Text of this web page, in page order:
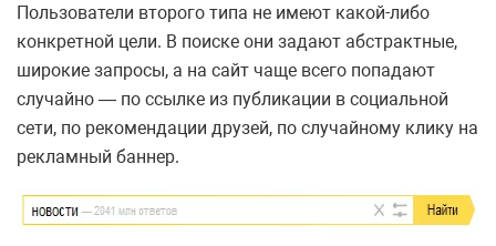
Пользователи второго типа не имеют какой-либо
конкретной цели. В поиске они задают абстрактные,
широкие запросы, а на сайт чаще всего попадают
случайно — по ссылке из публикации в социальной
сети, по рекомендации друзей, по случайному клику на
рекламный баннер.